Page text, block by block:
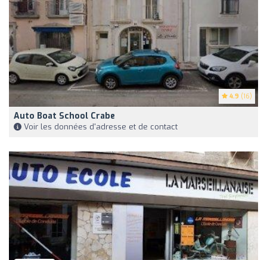
4.9 (16)
Auto Boat School Crabe
Voir les données d'adresse et de contact